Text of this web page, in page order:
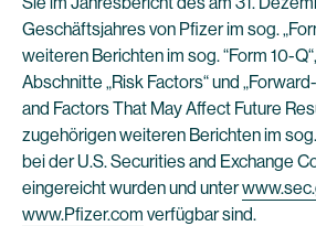
Geschäftsjahres von Pfizer im sog.
weiteren Berichten im sog. “Form 10-
Abschnitte „Risk Factors“ und
and Factors That May Affect Future
zugehörigen weiteren Berichten im
bei der U.S. Securities and Exchange
eingereicht wurden und unter
www.Pfizer.com verfügbar sind.